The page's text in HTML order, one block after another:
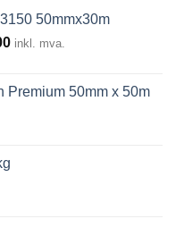
50mmx30m
Prisområde:
kr14,520.00
inkl. mva.
Premium 50mm x 50m